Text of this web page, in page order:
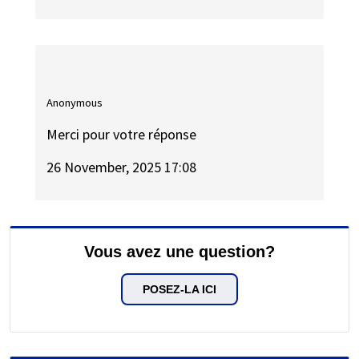
Anonymous
Merci pour votre réponse
26 November, 2025 17:08
Vous avez une question?
POSEZ-LA ICI